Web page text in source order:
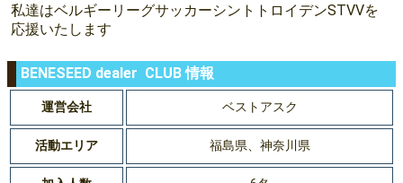
私達はベルギーリーグサッカーシントトロイデンSTVVを
応援いたします
BENESEED dealer CLUB 情報
運営会社 ベストアスク
活動エリア 福島県、神奈川県